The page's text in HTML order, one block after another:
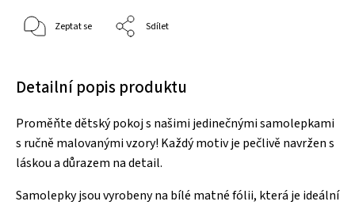
Zeptat se Sdílet
Detailní popis produktu
Proměňte dětský pokoj s našimi jedinečnými samolepkami
s ručně malovanými vzory! Každý motiv je pečlivě navržen s
láskou a důrazem na detail.
Samolepky jsou vyrobeny na bílé matné fólii, která je ideální